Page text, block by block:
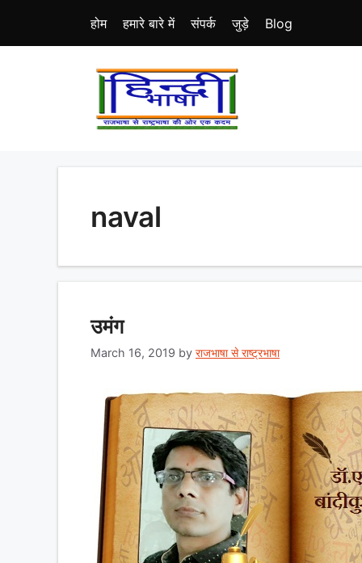
content
होम हमारे बारे में संपर्क जुड़े Blog
naval
उमंग
March 16, 2019 by राजभाषा से राष्ट्रभाषा